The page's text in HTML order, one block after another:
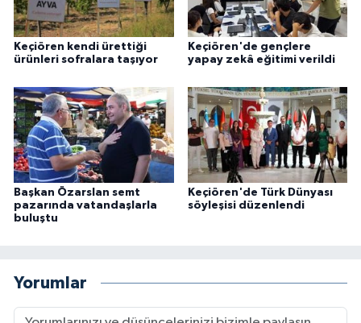
Keçiören kendi ürettiği
ürünleri sofralara taşıyor
Keçiören'de gençlere
yapay zekâ eğitimi verildi
Başkan Özarslan semt
pazarında vatandaşlarla
buluştu
Keçiören'de Türk Dünyası
söyleşisi düzenlendi
Yorumlar